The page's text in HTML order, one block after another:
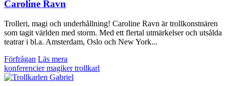
Caroline Ravn
Trolleri, magi och underhållning! Caroline Ravn är trollkonstnären
som tagit världen med storm. Med ett flertal utmärkelser och utsålda
teatrar i bl.a. Amsterdam, Oslo och New York...
Förfrågan Läs mera
konferenciermagikertrollkarl